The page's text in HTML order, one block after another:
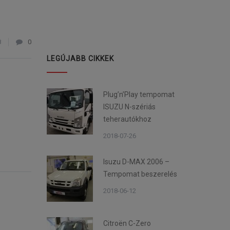
0
LEGÚJABB CIKKEK
Plug’n’Play tempomat
ISUZU N-szériás
teherautókhoz
2018-07-26
Isuzu D-MAX 2006 –
Tempomat beszerelés
2018-06-12
Citroën C-Zero